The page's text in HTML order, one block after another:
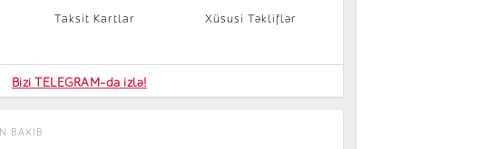
Taksit Kartlar
Kart sifarişi
Xüsusi Təkliflər
Bizi TELEGRAM-da izlə!
BAXIB